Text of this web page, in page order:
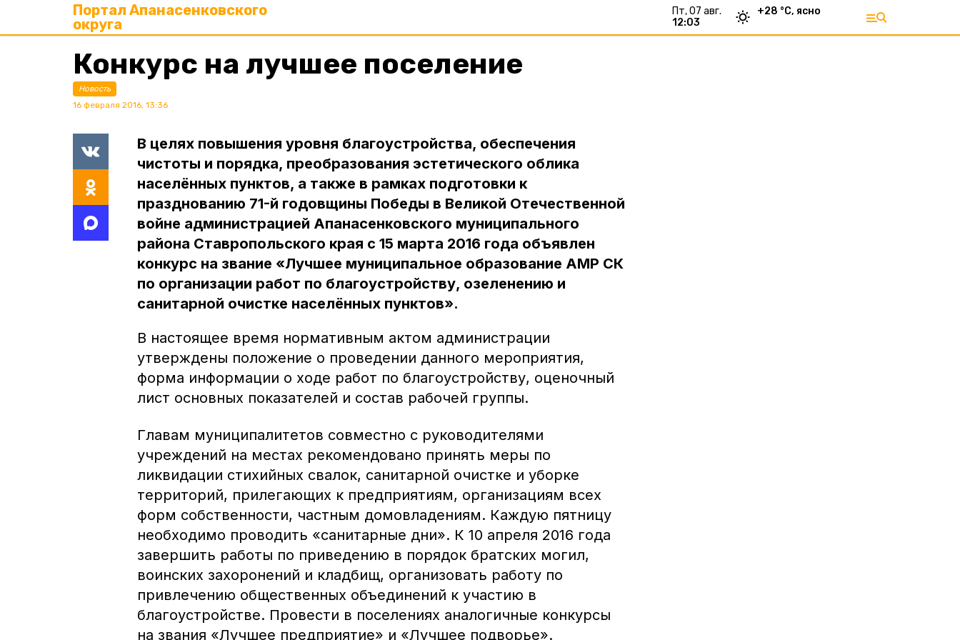
Портал Апанасенковского
округа
пт, 07 авг.
12:03
+28 °С, ясно
Конкурс на лучшее поселение
Новость
16 февраля 2016, 13:36
В целях повышения уровня благоустройства, обеспечения
чистоты и порядка, преобразования эстетического облика
населённых пунктов, а также в рамках подготовки к
празднованию 71-й годовщины Победы в Великой Отечественной
войне администрацией Апанасенковского муниципального
района Ставропольского края с 15 марта 2016 года объявлен
конкурс на звание «Лучшее муниципальное образование АМР СК
по организации работ по благоустройству, озеленению и
санитарной очистке населённых пунктов».
В настоящее время нормативным актом администрации
утверждены положение о проведении данного мероприятия,
форма информации о ходе работ по благоустройству, оценочный
лист основных показателей и состав рабочей группы.
Главам муниципалитетов совместно с руководителями
учреждений на местах рекомендовано принять меры по
ликвидации стихийных свалок, санитарной очистке и уборке
территорий, прилегающих к предприятиям, организациям всех
форм собственности, частным домовладениям. Каждую пятницу
необходимо проводить «санитарные дни». К 10 апреля 2016 года
завершить работы по приведению в порядок братских могил,
воинских захоронений и кладбищ, организовать работу по
привлечению общественных объединений к участию в
благоустройстве. Провести в поселениях аналогичные конкурсы
на звания «Лучшее предприятие» и «Лучшее подворье».